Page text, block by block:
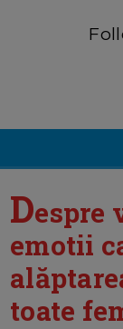
Despre
emotii
toate